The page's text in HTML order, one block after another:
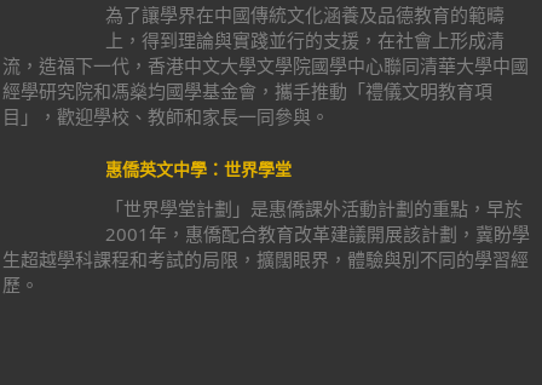
為了讓學界在中國傳統文化涵養及品德教育的範疇
上，得到理論與實踐並行的支援，在社會上形成清
流，造福下一代，香港中文大學文學院國學中心聯同清華大學中國
經學研究院和馮燊均國學基金會，攜手推動「禮儀文明教育項
目」，歡迎學校、教師和家長一同參與。
惠僑英文中學：世界學堂
「世界學堂計劃」是惠僑課外活動計劃的重點，早於
2001年，惠僑配合教育改革建議開展該計劃，冀盼學
生超越學科課程和考試的局限，擴闊眼界，體驗與別不同的學習經
歷。